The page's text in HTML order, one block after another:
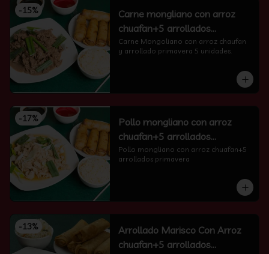
-15%
Carne mongliano con arroz
chuafan+5 arrollados
primavera
Carne Mongoliano con arroz chaufan
y arrollado primavera 5 unidades.
-17%
Pollo mongliano con arroz
chuafan+5 arrollados
primavera
Pollo mongliano con arroz chuafan+5
arrollados primavera
-13%
Arrollado Marisco Con Arroz
chuafan+5 arrollados